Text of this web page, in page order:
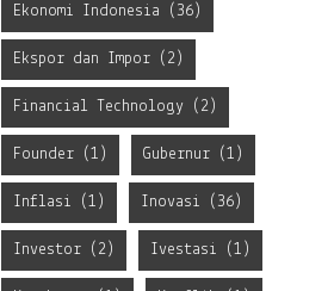
Ekonomi Indonesia (36)
Ekspor dan Impor(2)
Financial Technology(2)
Founder(1) Gubernur(1)
Inflasi (1) Inovasi (36)
Investor(2) Ivestasi (1)